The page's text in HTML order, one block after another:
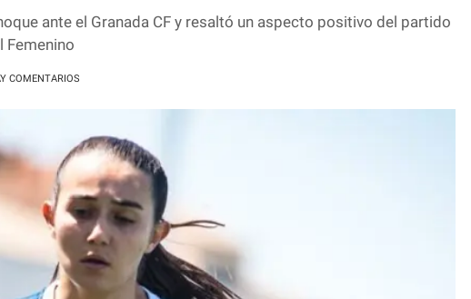
ante el Granada CF y resaltó un aspecto positivo del partido
Femenino
COMENTARIOS